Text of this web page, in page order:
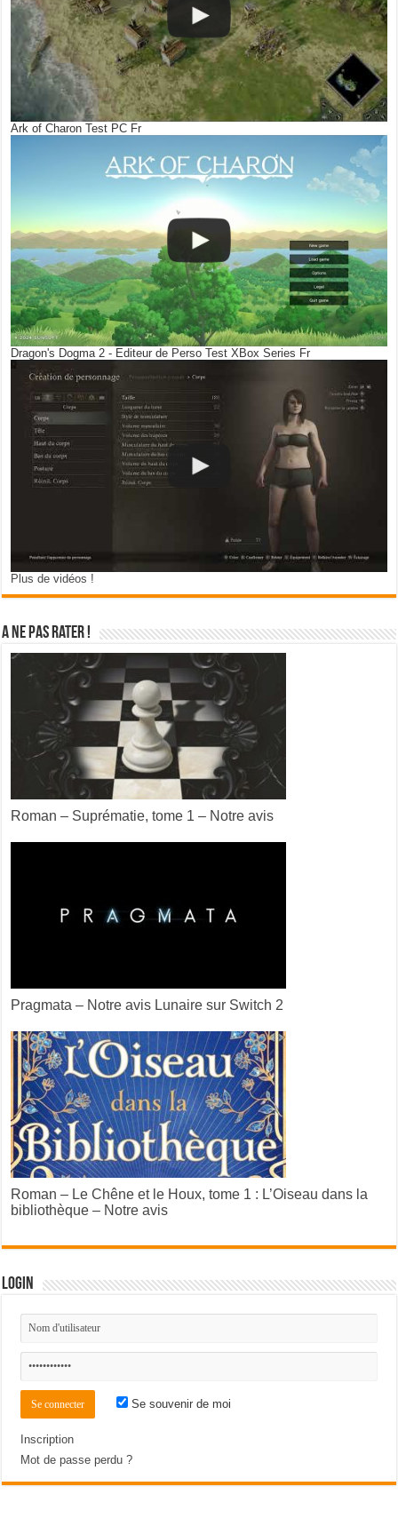
Ark of Charon Test PC Fr
Dragon's Dogma 2 - Editeur de Perso Test XBox Series Fr
Plus de vidéos !
A ne pas rater !
Roman – Suprématie, tome 1 – Notre avis
Pragmata – Notre avis Lunaire sur Switch 2
Roman – Le Chêne et le Houx, tome 1 : L’Oiseau dans la
bibliothèque – Notre avis
Login
Se souvenir de moi
Inscription
Mot de passe perdu ?